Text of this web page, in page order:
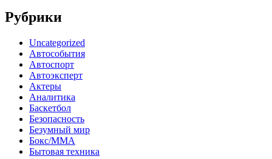
Рубрики
Uncategorized
Автособытия
Автоспорт
Автоэксперт
Актеры
Аналитика
Баскетбол
Безопасность
Безумный мир
Бокс/MMA
Бытовая техника